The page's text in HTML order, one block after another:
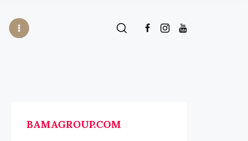
BAMAGROUP.COM